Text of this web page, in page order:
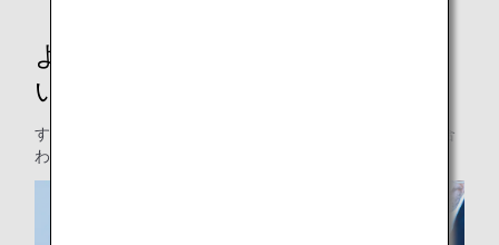
よりお客様にご利用いただきやす
い運賃へリニューアル
すべての運賃をリニューアルし、お客様の旅のスタイルに合
わせた運賃ラインアップへ変更いたします。